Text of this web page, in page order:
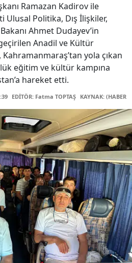
Ramazan Kadirov ile
Ulusal Politika, Dış İlişkiler,
Ahmet Dudayev’in
Anadil ve Kültür
yola çıkan
eğitim ve kültür kampına
hareket etti.
EDİTÖR: Fatma TOPTAŞ KAYNAK: (HABER